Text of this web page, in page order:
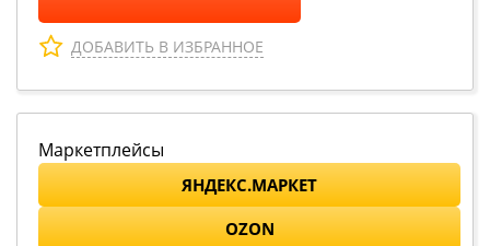
ДОБАВИТЬ В ИЗБРАННОЕ
Маркетплейсы
ЯНДЕКС.МАРКЕТ
OZON